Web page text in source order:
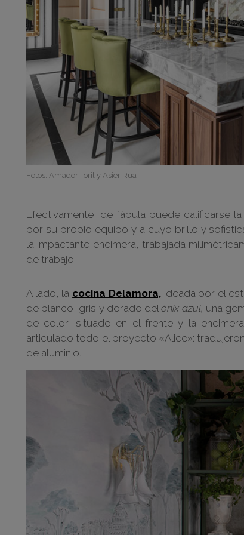
Fotos: Amador Toril y Asier Rua
Efectivamente, de fábula puede calificarse
por su propio equipo y a cuyo brillo y
la impactante encimera, trabajada
de trabajo.
A lado, la cocina Delamora, ideada por el
de blanco, gris y dorado delónix azul, una
de color, situado en el frente y la
articulado todo el proyecto «Alice»:
de aluminio.